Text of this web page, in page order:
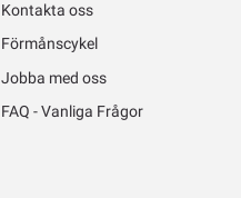
Kontakta oss
Förmånscykel
Jobba med oss
FAQ - Vanliga Frågor